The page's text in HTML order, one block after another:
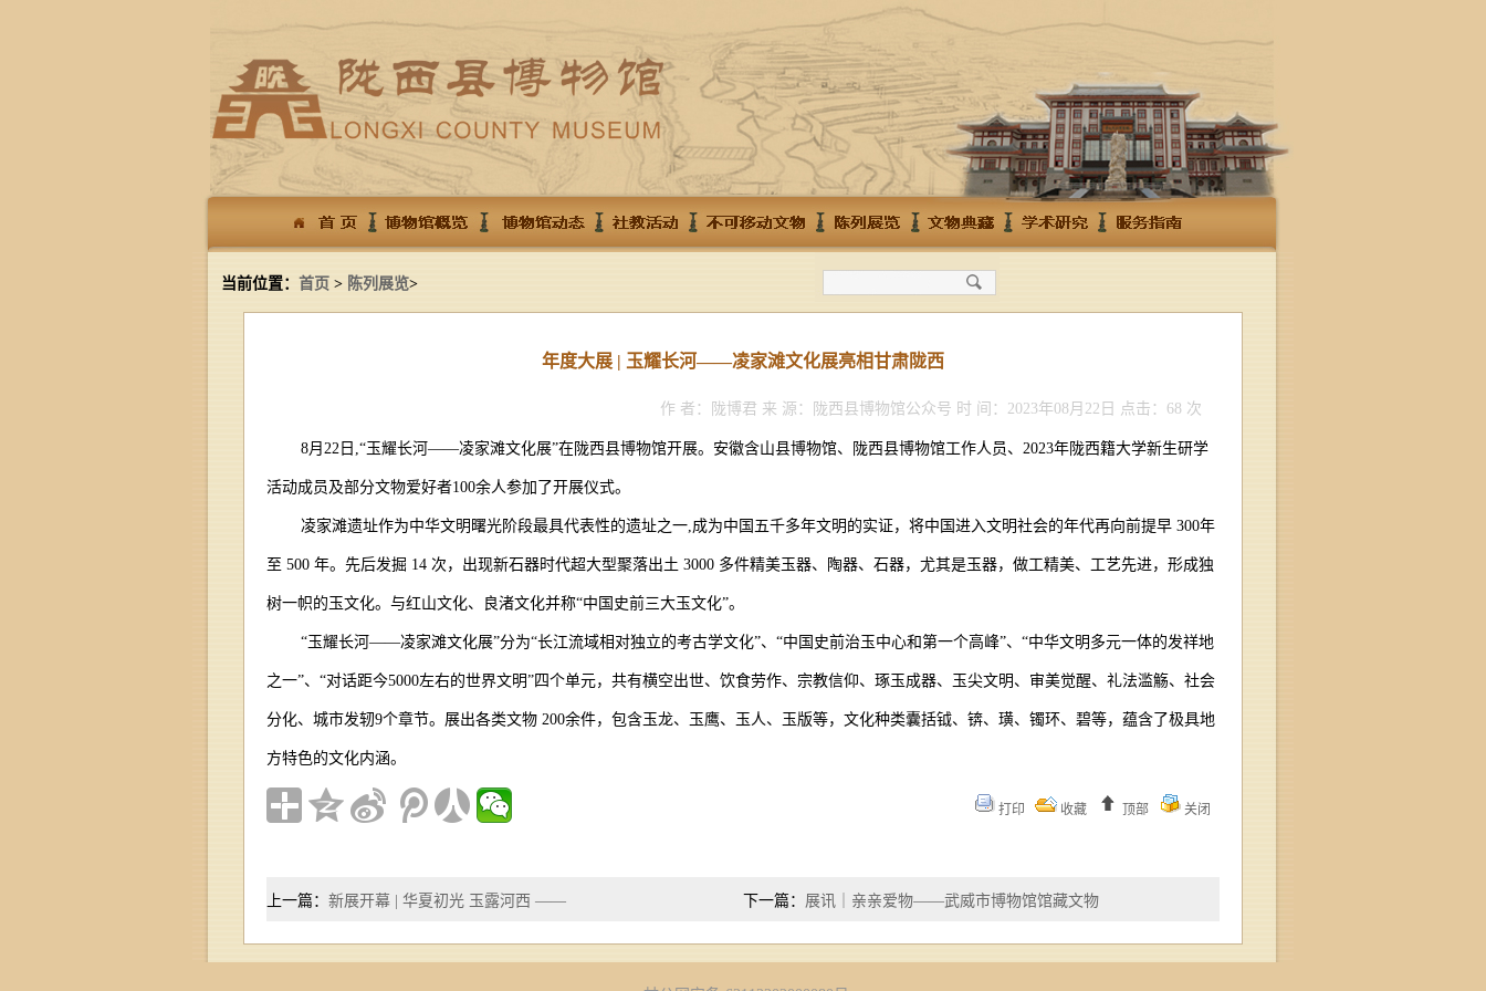
当前位置： 首页 > 陈列展览>
年度大展 | 玉耀长河——凌家滩文化展亮相甘肃陇西
作 者：陇博君 来 源：陇西县博物馆公众号 时 间：2023年08月22日 点击：68 次
8月22日,“玉耀长河——凌家滩文化展”在陇西县博物馆开展。安徽含山县博物馆、陇西县博物馆工作人员、2023年陇西籍大学新生研学
活动成员及部分文物爱好者100余人参加了开展仪式。
凌家滩遗址作为中华文明曙光阶段最具代表性的遗址之一,成为中国五千多年文明的实证，将中国进入文明社会的年代再向前提早 300年
至 500 年。先后发掘 14 次，出现新石器时代超大型聚落出土 3000 多件精美玉器、陶器、石器，尤其是玉器，做工精美、工艺先进，形成独
树一帜的玉文化。与红山文化、良渚文化并称“中国史前三大玉文化”。
“玉耀长河——凌家滩文化展”分为“长江流域相对独立的考古学文化”、“中国史前治玉中心和第一个高峰”、“中华文明多元一体的发祥地
之一”、“对话距今5000左右的世界文明”四个单元，共有横空出世、饮食劳作、宗教信仰、琢玉成器、玉尖文明、审美觉醒、礼法滥觞、社会
分化、城市发轫9个章节。展出各类文物 200余件，包含玉龙、玉鹰、玉人、玉版等，文化种类囊括钺、锛、璜、镯环、碧等，蕴含了极具地
方特色的文化内涵。
打印 收藏 顶部 关闭
上一篇： 新展开幕 | 华夏初光 玉露河西 —— 下一篇： 展讯｜亲亲爱物——武威市博物馆馆藏文物